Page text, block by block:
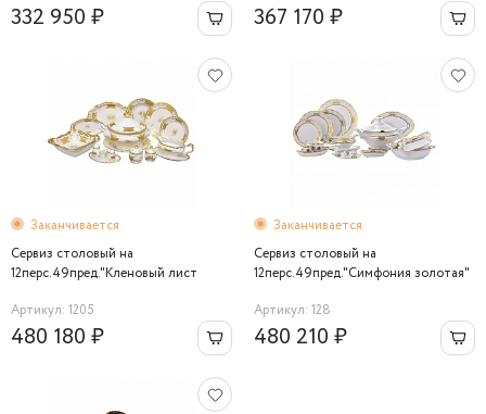
332 950 ₽ 367 170 ₽
Заканчивается
Сервиз столовый на
12перс.49пред."Кленовый лист
Артикул: 1205
480 180 ₽
Заканчивается
Сервиз столовый на
12перс.49пред."Симфония золотая"
Артикул: 128
480 210 ₽